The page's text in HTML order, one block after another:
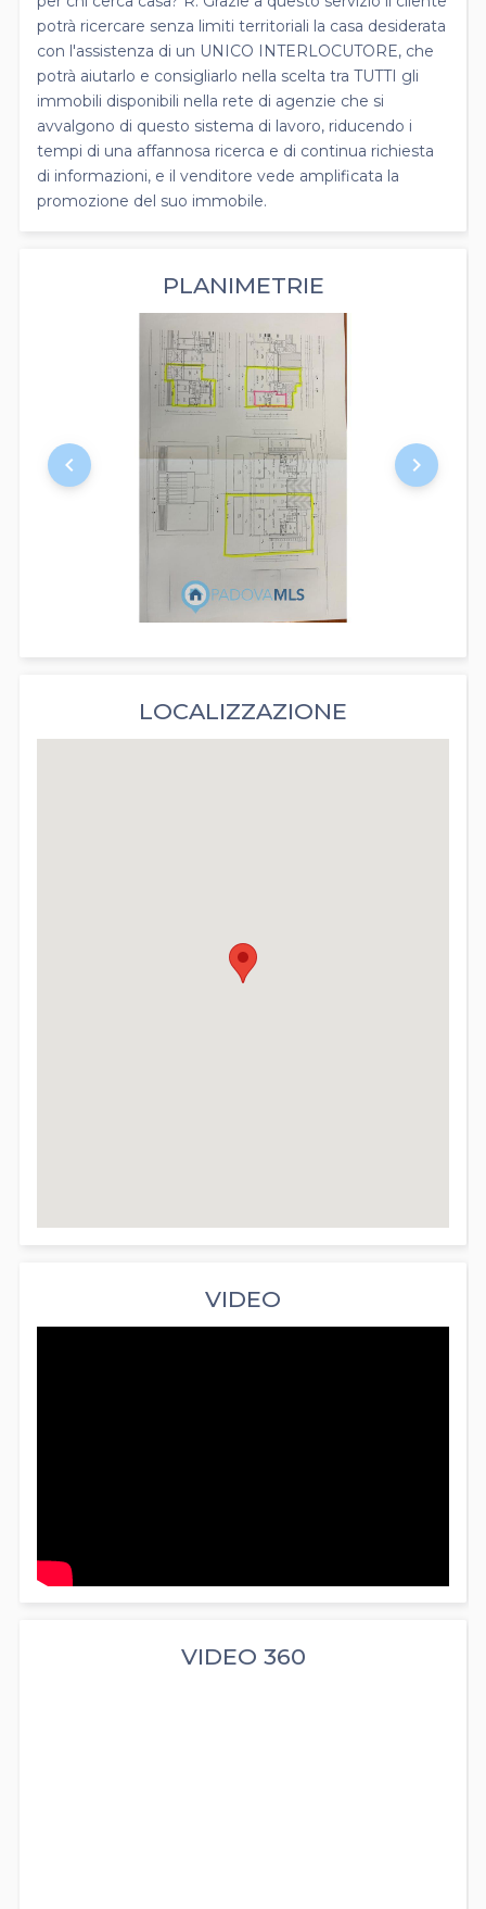
potrà ricercare senza limiti territoriali la casa desiderata
con l'assistenza di un UNICO INTERLOCUTORE, che
potrà aiutarlo e consigliarlo nella scelta tra TUTTI gli
immobili disponibili nella rete di agenzie che si
avvalgono di questo sistema di lavoro, riducendo i
tempi di una affannosa ricerca e di continua richiesta
di informazioni, e il venditore vede amplificata la
promozione del suo immobile.
PLANIMETRIE
keyboard_arrow_left keyboard_arrow_right
LOCALIZZAZIONE
VIDEO
VIDEO 360